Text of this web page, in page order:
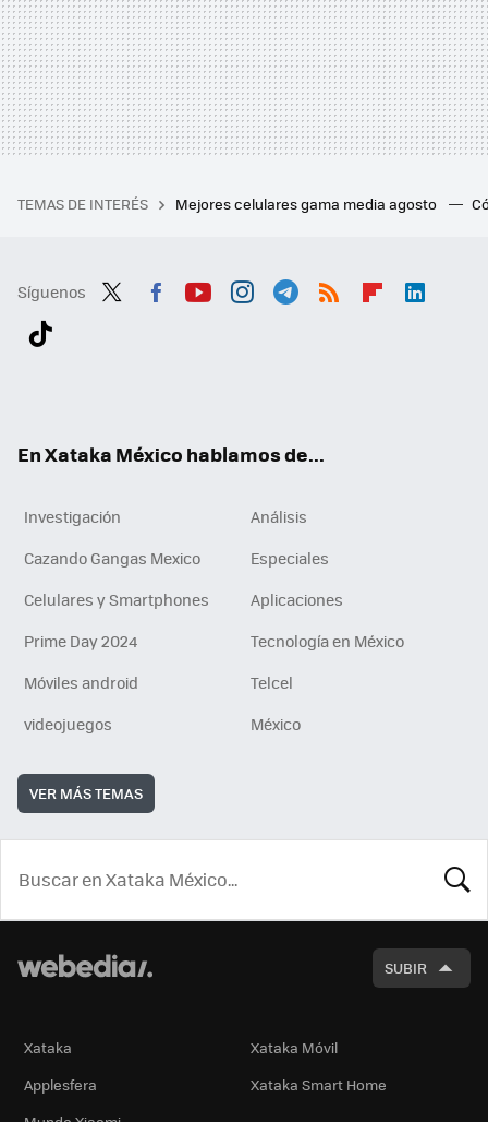
TEMAS DE INTERÉS Mejores celulares gama media agosto
Síguenos
En Xataka México hablamos de...
Investigación
Análisis
Cazando Gangas Mexico
Especiales
Celulares y Smartphones
Aplicaciones
Prime Day 2024
Tecnología en México
Móviles android
Telcel
videojuegos
México
VER MÁS TEMAS
SUBIR
Xataka
Xataka Móvil
Applesfera
Xataka Smart Home